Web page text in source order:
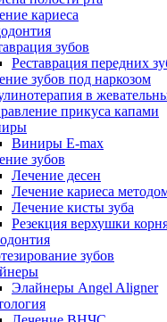
кариеса
зубов
Реставрация передних
зубов под наркозом
в
прикуса капами
Виниры E-max
зубов
Лечение десен
Лечение кариеса
Лечение кисты зуба
Резекция верхушки
зубов
Элайнеры Angel Aligner